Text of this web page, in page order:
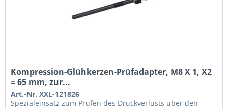
Kompression-Glühkerzen-Prüfadapter, M8 X 1, X2
= 65 mm, zur...
Art.-Nr. XXL-121826
Spezialeinsatz zum Prüfen des Druckverlusts über den